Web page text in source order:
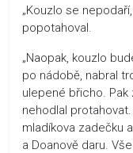
„Kouzlo se
popotahoval.
„Naopak, kouzlo
po nádobě, nabral
ulepené břicho.
nehodlal
mladíkova zadečku
a Doanově daru.